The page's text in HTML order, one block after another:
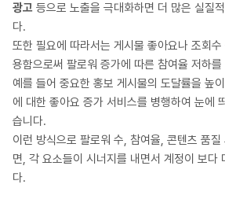
광고 등으로 노출을 극대화하면 더 많은 실질
다.
또한 필요에 따라서는 게시물 좋아요나 조회
용함으로써 팔로워 증가에 따른 참여율 저하
예를 들어 중요한 홍보 게시물의 도달률을 높
에 대한 좋아요 증가 서비스를 병행하여 눈에
습니다.
이런 방식으로 팔로워 수, 참여율, 콘텐츠 품질
면, 각 요소들이 시너지를 내면서 계정이 보다
다.